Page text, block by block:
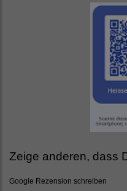
Zeige anderen, dass
Google Rezension schreiben